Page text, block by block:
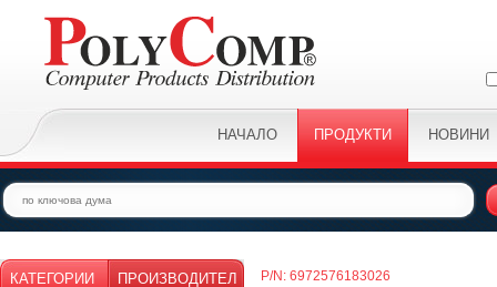
НАЧАЛО ПРОДУКТИ НОВИНИ
КАТЕГОРИИ ПРОИЗВОДИТЕЛ
P/N: 6972576183026